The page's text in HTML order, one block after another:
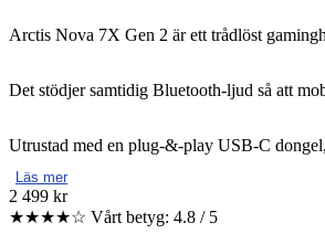
Arctis Nova 7X Gen 2 är ett trådlöst
Det stödjer samtidig Bluetooth-ljud så att
Utrustad med en plug-&-play USB-C
Läs mer
2 499 kr
★★★★☆ Vårt betyg: 4.8 / 5